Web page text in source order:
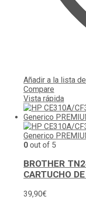
Añadir a la lista
Compare
Vista rápida
0 out of 5
BROTHER
CARTUCHO
39,90€